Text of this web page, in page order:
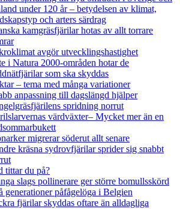
under 120 år– betydelsen av klimat,
och arters särdrag
kamgräsfjärilar hotas av allt torrare
avgör utvecklingshastighet
i Natura 2000-områden hotar de
som ska skyddas
– tema med många variationer
anpassning till dagslängd hjälper
spridning norrut
värdväxter– Mycket mer än en
migrerar söderut allt senare
kräsna sydrovfjärilar sprider sig snabbt
tittar du på?
slags pollinerare ger större bomullsskörd
generationer påfågelöga i Belgien
fjärilar skyddas oftare än alldagliga